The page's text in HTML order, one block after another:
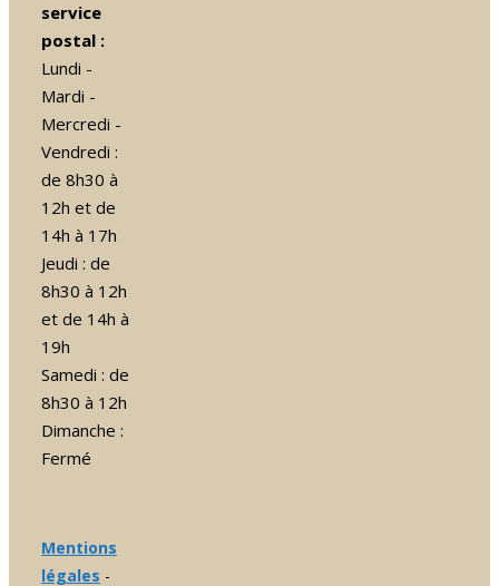
service
postal :
Lundi -
Mardi -
Mercredi -
Vendredi :
de 8h30 à
12h et de
14h à 17h
Jeudi : de
8h30 à 12h
et de 14h à
19h
Samedi : de
8h30 à 12h
Dimanche :
Fermé
Mentions
légales -